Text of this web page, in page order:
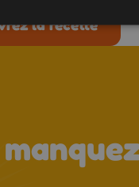
la recette